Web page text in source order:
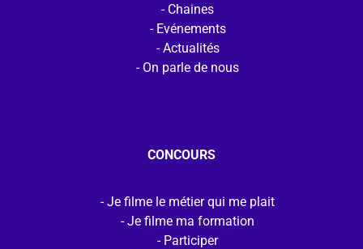
Chaines
Evénements
Actualités
On parle de nous
CONCOURS
Je filme le métier qui me plait
Je filme ma formation
Participer